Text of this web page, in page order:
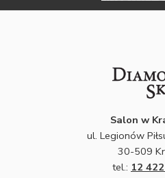
Salon w
ul. Legionów
30-509
tel.: 12